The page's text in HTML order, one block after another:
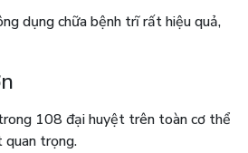
dụng chữa bệnh trĩ rất hiệu quả,
108 đại huyệt trên toàn cơ thể
trọng.